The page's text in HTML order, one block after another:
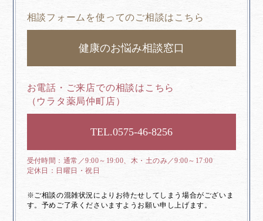
相談フォームを使ってのご相談はこちら
健康のお悩み相談窓口
お電話・ご来店での相談はこちら
（ウラタ薬局仲町店）
0575-46-8256
通常／9:00～19:00、木・土のみ／9:00～17:00
日曜日・祝日
※ご相談の混雑状況によりお待たせしてしまう場合がございま
す。予めご了承くださいますようお願い申し上げます。